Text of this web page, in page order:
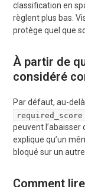
classification en
règlent plus bas.
protège quel que
À partir de
considéré
Par défaut, au-
required_score
peuvent l’abaisser
explique qu’un
bloqué sur un autre.
Comment